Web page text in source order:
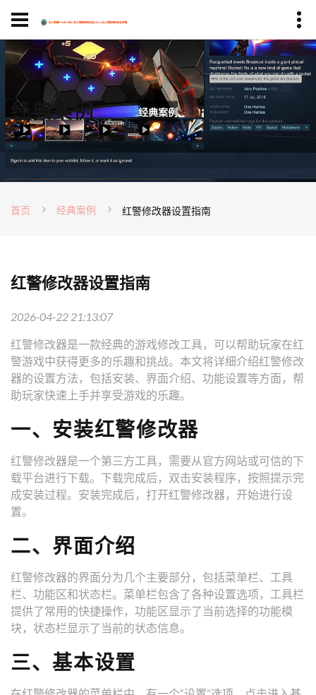
经典案例
首页 经典案例 红警修改器设置指南
红警修改器设置指南
2026-04-22 21:13:07
红警修改器是一款经典的游戏修改工具，可以帮助玩家在红
警游戏中获得更多的乐趣和挑战。本文将详细介绍红警修改
器的设置方法，包括安装、界面介绍、功能设置等方面，帮
助玩家快速上手并享受游戏的乐趣。
一、安装红警修改器
红警修改器是一个第三方工具，需要从官方网站或可信的下
载平台进行下载。下载完成后，双击安装程序，按照提示完
成安装过程。安装完成后，打开红警修改器，开始进行设
置。
二、界面介绍
红警修改器的界面分为几个主要部分，包括菜单栏、工具
栏、功能区和状态栏。菜单栏包含了各种设置选项，工具栏
提供了常用的快捷操作，功能区显示了当前选择的功能模
块，状态栏显示了当前的状态信息。
三、基本设置